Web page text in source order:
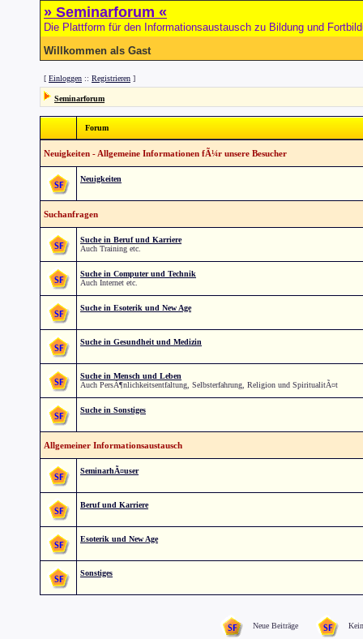
» Seminarforum «
Die Plattform für den Informationsaustausch zu Bildung und
Willkommen als Gast
[ Einloggen :: Registrieren ]
Seminarforum
Forum
Neuigkeiten - Allgemeine Informationen fÃ¼r unsere Besucher
Neuigkeiten
Suchanfragen
Suche in Beruf und Karriere
Auch Training etc.
Suche in Computer und Technik
Auch Internet etc.
Suche in Esoterik und New Age
Suche in Gesundheit und Medizin
Suche in Mensch und Leben
Auch PersÃ¶nlichkeitsentfaltung, Selbsterfahrung, Religion und SpiritualitÃ¤t
Suche in Sonstiges
Allgemeiner Informationsaustausch
SeminarhÃ¤user
Beruf und Karriere
Esoterik und New Age
Sonstiges
Neue Beiträge